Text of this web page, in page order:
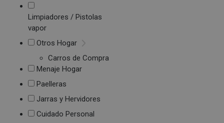
Limpiadores / Pistolas
vapor
Otros Hogar
Carros de Compra
Menaje Hogar
Paelleras
Jarras y Hervidores
Cuidado Personal